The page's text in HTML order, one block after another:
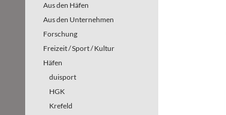
Aus den Häfen
Aus den Unternehmen
Forschung
Freizeit / Sport / Kultur
Häfen
duisport
HGK
Krefeld